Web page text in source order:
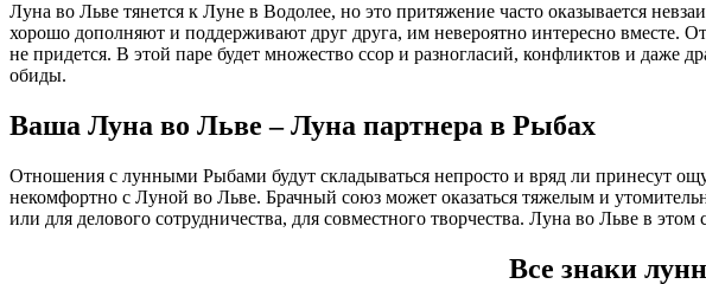
Луна во Льве тянется к Луне в Водолее, но это притяжение часто оказывается
хорошо дополняют и поддерживают друг друга, им невероятно интересно вместе.
не придется. В этой паре будет множество ссор и разногласий, конфликтов и даже
обиды.
Ваша Луна во Льве – Луна партнера в Рыбах
Отношения с лунными Рыбами будут складываться непросто и вряд ли принесут
некомфортно с Луной во Льве. Брачный союз может оказаться тяжелым и
или для делового сотрудничества, для совместного творчества. Луна во Льве в
Все знаки